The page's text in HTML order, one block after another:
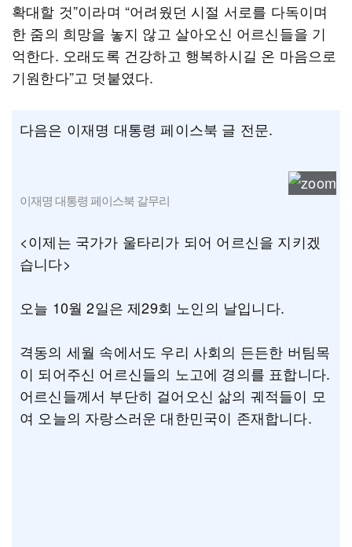
확대할 것”이라며 “어려웠던 시절 서로를 다독이며
한 줌의 희망을 놓지 않고 살아오신 어르신들을 기
억한다. 오래도록 건강하고 행복하시길 온 마음으로
기원한다”고 덧붙였다.
다음은 이재명 대통령 페이스북 글 전문.
이재명 대통령 페이스북 갈무리
<이제는 국가가 울타리가 되어 어르신을 지키겠
습니다>
오늘 10월 2일은 제29회 노인의 날입니다.
격동의 세월 속에서도 우리 사회의 든든한 버팀목
이 되어주신 어르신들의 노고에 경의를 표합니다.
어르신들께서 부단히 걸어오신 삶의 궤적들이 모
여 오늘의 자랑스러운 대한민국이 존재합니다.